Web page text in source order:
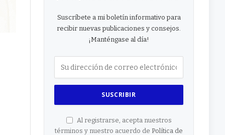
Suscríbete a mi boletín informativo para
recibir nuevas publicaciones y consejos.
¡Manténgase al día!
Al registrarse, acepta nuestros
términos y nuestro acuerdo de Política de